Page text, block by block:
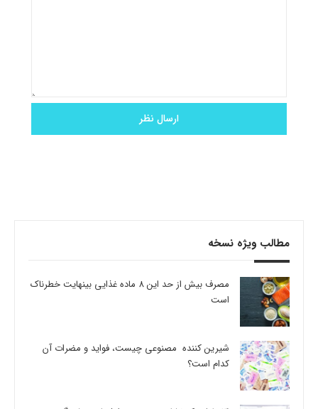
مطالب ویژه نسخه
مصرف بیش از حد این 8 ماده غذایی بینهایت خطرناک
است
شیرین کننده مصنوعی چیست، فواید و مضرات آن
کدام است؟